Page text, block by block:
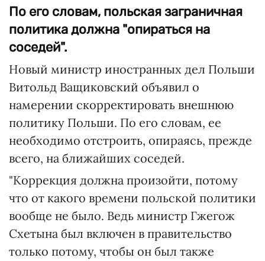
По его словам, польская заграничная
политика должна "опираться на
соседей".
Новый министр иностранных дел Польши
Витольд Ващиковский объявил о
намерении скорректировать внешнюю
политику Польши. По его словам, ее
необходимо отстроить, опираясь, прежде
всего, на ближайших соседей.
"Коррекция должна произойти, потому
что от какого времени польской политики
вообще не было. Ведь министр Гжегож
Схетына был включен в правительство
только потому, чтобы он был также